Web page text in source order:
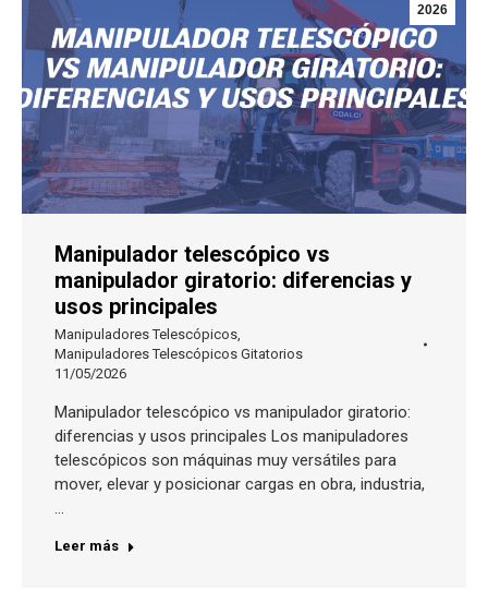
2026
Manipulador telescópico vs
manipulador giratorio: diferencias y
usos principales
Manipuladores Telescópicos
Manipuladores Telescópicos Gitatorios
11/05/2026
Manipulador telescópico vs manipulador giratorio:
diferencias y usos principales Los manipuladores
telescópicos son máquinas muy versátiles para
mover, elevar y posicionar cargas en obra, industria,
…
Leer más